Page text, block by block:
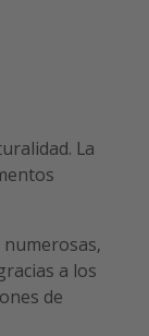
La
a los
de